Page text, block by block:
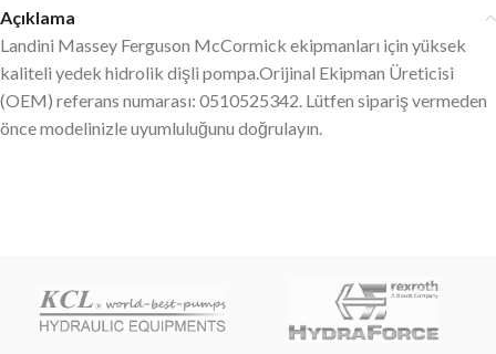
Açıklama
Landini Massey Ferguson McCormick ekipmanları için yüksek
kaliteli yedek hidrolik dişli pompa.Orijinal Ekipman Üreticisi
(OEM) referans numarası: 0510525342. Lütfen sipariş vermeden
önce modelinizle uyumluluğunu doğrulayın.